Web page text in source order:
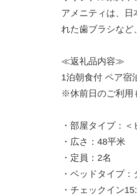
アメニティは、
れた歯ブラシなど
≪返礼品内容≫
1泊朝食付 ペア宿
※休前日のご利用
・部屋タイプ：
・広さ：48平米
・定員：2名
・ベッドタイプ
・チェックイン